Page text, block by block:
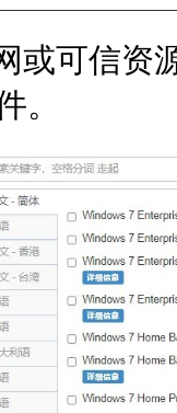
或可信资
。